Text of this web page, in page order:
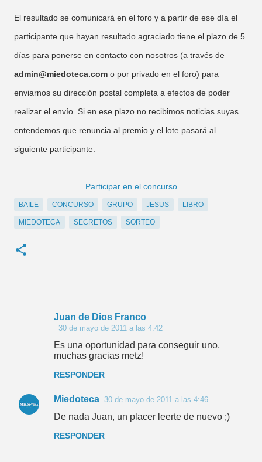
El resultado se comunicará en el foro y a partir de ese día el
participante que hayan resultado agraciado tiene el plazo de 5
días para ponerse en contacto con nosotros (a través de
admin@miedoteca.com o por privado en el foro) para
enviarnos su dirección postal completa a efectos de poder
realizar el envío. Si en ese plazo no recibimos noticias suyas
entendemos que renuncia al premio y el lote pasará al
siguiente participante.
Participar en el concurso
BAILE CONCURSO GRUPO JESUS LIBRO
MIEDOTECA SECRETOS SORTEO
t
Juan de Dios Franco
30 de mayo de 2011 a las 4:42
Es una oportunidad para conseguir uno,
muchas gracias metz!
RESPONDER
Miedoteca 30 de mayo de 2011 a las 4:46
De nada Juan, un placer leerte de nuevo ;)
RESPONDER